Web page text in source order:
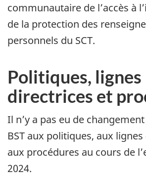
communautaire de l’accès à
de la protection des
personnels du SCT.
Politiques, lignes
directrices et
Il n’y a pas eu de
BST aux politiques, aux
aux procédures au cours de
2024.